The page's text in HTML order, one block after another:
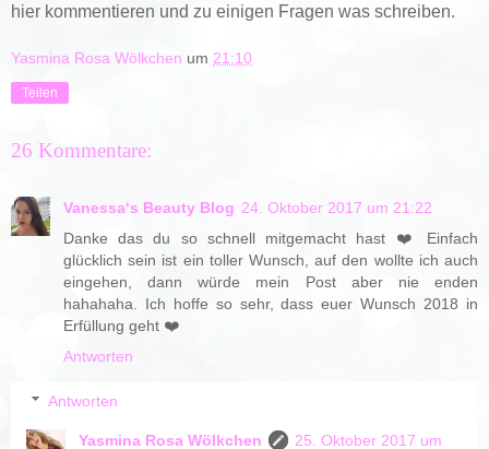
hier kommentieren und zu einigen Fragen was schreiben.
Yasmina Rosa Wölkchen um 21:10
Teilen
26 Kommentare:
Vanessa‘s Beauty Blog 24. Oktober 2017 um 21:22
Danke das du so schnell mitgemacht hast ❤️ Einfach
glücklich sein ist ein toller Wunsch, auf den wollte ich auch
eingehen, dann würde mein Post aber nie enden
hahahaha. Ich hoffe so sehr, dass euer Wunsch 2018 in
Erfüllung geht ❤️
Antworten
Antworten
Yasmina Rosa Wölkchen 25. Oktober 2017 um